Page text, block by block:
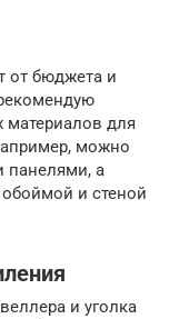
от бюджета и
для
можно
панелями, а
и стеной
и уголка